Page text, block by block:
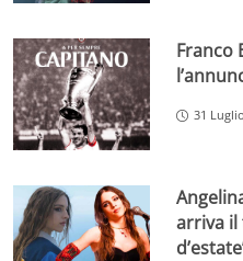
Franco
31
arriva il